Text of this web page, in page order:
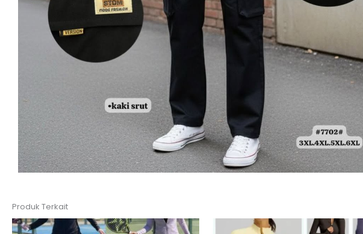
Produk Terkait